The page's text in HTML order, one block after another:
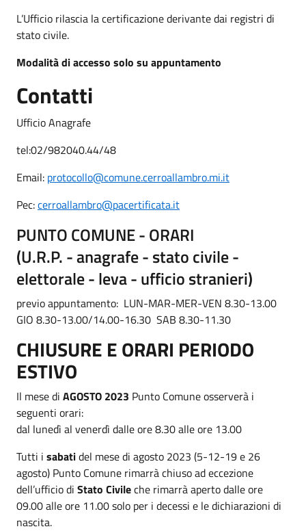
L’Ufficio rilascia la certificazione derivante dai registri di
stato civile.
Modalità di accesso solo su appuntamento
Contatti
Ufficio Anagrafe
tel:02/982040.44/48
Email: protocollo@comune.cerroallambro.mi.it
Pec:cerroallambro@pacertificata.it
PUNTO COMUNE - ORARI
(U.R.P. - anagrafe - stato civile -
elettorale - leva - ufficio stranieri)
previo appuntamento: LUN-MAR-MER-VEN 8.30-13.00
GIO 8.30-13.00/14.00-16.30 SAB 8.30-11.30
CHIUSURE E ORARI PERIODO
ESTIVO
Il mese di AGOSTO 2023 Punto Comune osserverà i
seguenti orari:
dal lunedì al venerdì dalle ore 8.30 alle ore 13.00
Tutti i sabatidel mese di agosto 2023 (5-12-19 e 26
agosto) Punto Comune rimarrà chiuso ad eccezione
dell’ufficio di Stato Civileche rimarrà aperto dalle ore
09.00 alle ore 11.00 solo per i decessi e le dichiarazioni di
nascita.